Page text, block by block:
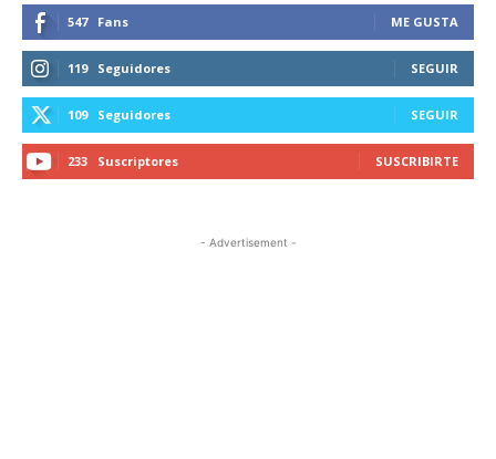
547 Fans ME GUSTA
119 Seguidores SEGUIR
109 Seguidores SEGUIR
233 Suscriptores SUSCRIBIRTE
- Advertisement -